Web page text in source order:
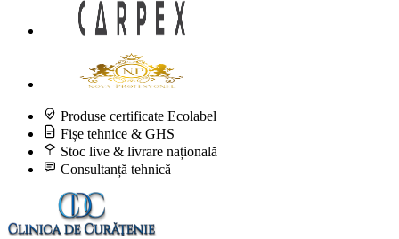
Produse certificate Ecolabel
Fișe tehnice & GHS
Stoc live & livrare națională
Consultanță tehnică